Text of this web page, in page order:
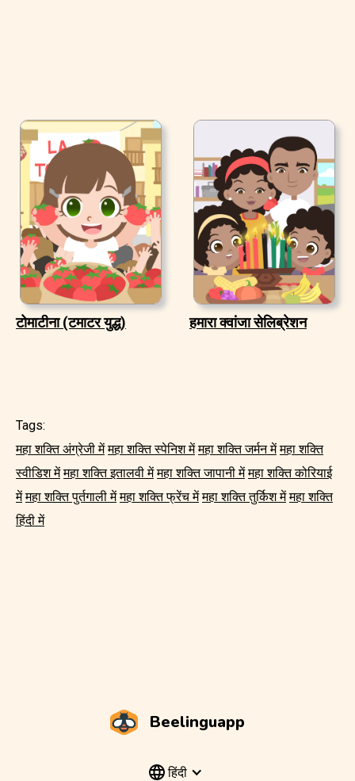
टोमाटीना (टमाटर युद्ध) हमारा क्वांजा सेलिब्रेशन
Tags:
महा शक्ति अंग्रेजी में महा शक्ति स्पेनिश में महा शक्ति जर्मन में महा शक्ति
स्वीडिश में महा शक्ति इतालवी में महा शक्ति जापानी में महा शक्ति कोरियाई
में महा शक्ति पुर्तगाली में महा शक्ति फ्रेंच में महा शक्ति तुर्किश में महा शक्ति
हिंदी में
Beelinguapp
हिंदी